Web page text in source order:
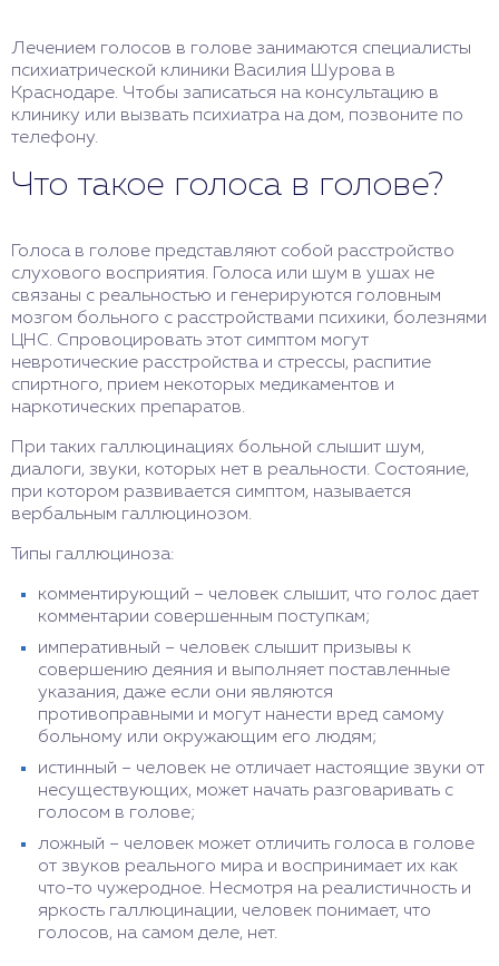
Лечением голосов в голове занимаются специалисты
психиатрической клиники Василия Шурова в
Краснодаре. Чтобы записаться на консультацию в
клинику или вызвать психиатра на дом, позвоните по
телефону.
Что такое голоса в голове?
Голоса в голове представляют собой расстройство
слухового восприятия. Голоса или шум в ушах не
связаны с реальностью и генерируются головным
мозгом больного с расстройствами психики, болезнями
ЦНС. Спровоцировать этот симптом могут
невротические расстройства и стрессы, распитие
спиртного, прием некоторых медикаментов и
наркотических препаратов.
При таких галлюцинациях больной слышит шум,
диалоги, звуки, которых нет в реальности. Состояние,
при котором развивается симптом, называется
вербальным галлюцинозом.
Типы галлюциноза:
комментирующий – человек слышит, что голос дает
комментарии совершенным поступкам;
императивный – человек слышит призывы к
совершению деяния и выполняет поставленные
указания, даже если они являются
противоправными и могут нанести вред самому
больному или окружающим его людям;
истинный – человек не отличает настоящие звуки от
несуществующих, может начать разговаривать с
голосом в голове;
ложный – человек может отличить голоса в голове
от звуков реального мира и воспринимает их как
что-то чужеродное. Несмотря на реалистичность и
яркость галлюцинации, человек понимает, что
голосов, на самом деле, нет.